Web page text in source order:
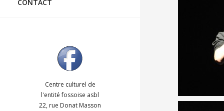
CONTACT
Centre culturel de
l'entité fossoise asbl
22, rue Donat Masson